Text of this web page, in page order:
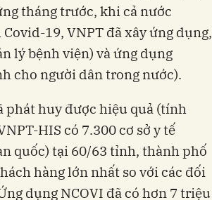
tháng trước, khi cả nước
19, VNPT đã xây ứng dụng,
lý bệnh viện) và ứng dụng
cho người dân trong nước).
phát huy được hiệu quả (tính
HIS có 7.300 cơ sở y tế
quốc) tại 60/63 tỉnh, thành phố
hàng lớn nhất so với các đối
dụng NCOVI đã có hơn 7 triệu